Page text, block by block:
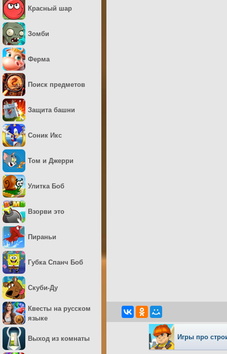
Игры про
Красный шар
Зомби
Ферма
Поиск предметов
Защита башни
Соник Икс
Том и Джерри
Улитка Боб
Взорви это
Пираньи
Губка Спанч Боб
Скуби-Ду
Квесты на русском
языке
Выход из комнаты